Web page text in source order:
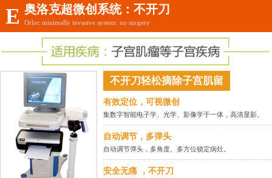
E 奥洛克超微创系统：不开刀
Orloc minimally invasive system: no surgery
不开刀轻松摘除子宫肌留
有效定位，可视微创
集数字智能电子学、光学、影像学于一体，高清显影。
自动调节，多弹头
自动调节弹头，多角度、多方位锁定病灶。
安全无痛 ，不开刀